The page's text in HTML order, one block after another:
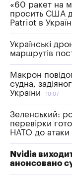
«60 ракет на
просить США
Patriot в
Українські
маршрутів
Макрон
судна,
України
10:07
Зеленський:
перевірки
НАТО до атаки
Nvidia
анонсовано